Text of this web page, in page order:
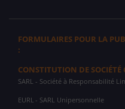
FORMULAIRES POUR LA
:
CONSTITUTION DE SOCIÉTÉ
SARL - Société à Responsabilité
EURL - SARL Unipersonnelle